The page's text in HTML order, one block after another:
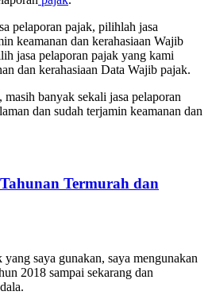
pelaporan pajak, pilihlah jasa
keamanan dan kerahasiaan Wajib
jasa pelaporan pajak yang kami
dan kerahasiaan Data Wajib pajak.
banyak sekali jasa pelaporan
dan sudah terjamin keamanan dan
Termurah dan
yang saya gunakan, saya mengunakan
2018 sampai sekarang dan